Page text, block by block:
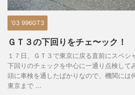
'03 996GT3
ＧＴ３の下回りをチェ〜ック！
１７日、ＧＴ３で東京に戻る直前にスペシ
下回りのチェックを中心に一通り点検して
頭に車検を通したばかりなので、機関には
東京まで ...